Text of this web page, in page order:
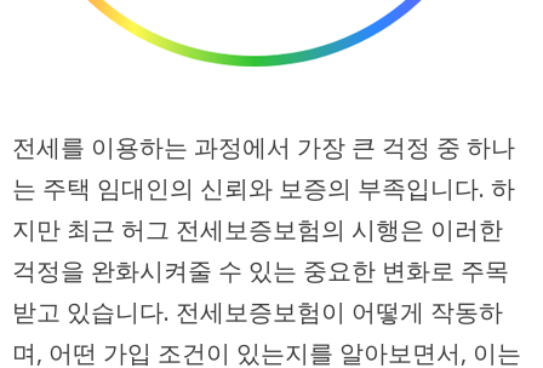
전세를 이용하는 과정에서 가장 큰 걱정 중 하나
는 주택 임대인의 신뢰와 보증의 부족입니다. 하
지만 최근 허그 전세보증보험의 시행은 이러한
걱정을 완화시켜줄 수 있는 중요한 변화로 주목
받고 있습니다. 전세보증보험이 어떻게 작동하
며, 어떤 가입 조건이 있는지를 알아보면서, 이는